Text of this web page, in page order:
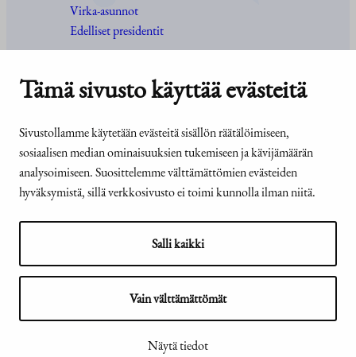
Tämä sivusto käyttää evästeitä
Sivustollamme käytetään evästeitä sisällön räätälöimiseen,
sosiaalisen median ominaisuuksien tukemiseen ja kävijämäärän
analysoimiseen. Suosittelemme välttämättömien evästeiden
hyväksymistä, sillä verkkosivusto ei toimi kunnolla ilman niitä.
Salli kaikki
Vain välttämättömät
Näytä tiedot
Virka-asunnot
Edelliset presidentit
Henkilötiedot
Alexander Stubb
Suzanne Innes-Stubb
Kanslia ja yhteystiedot
Tehtävät ja organisaatio